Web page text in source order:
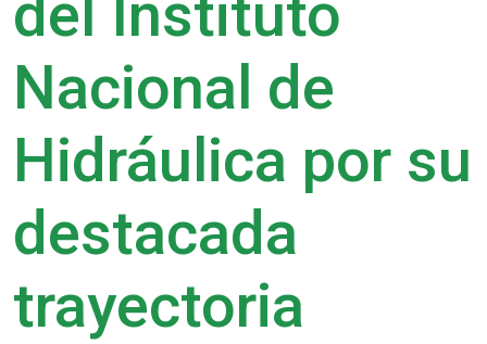
del Instituto
Nacional de
Hidráulica por su
destacada
trayectoria